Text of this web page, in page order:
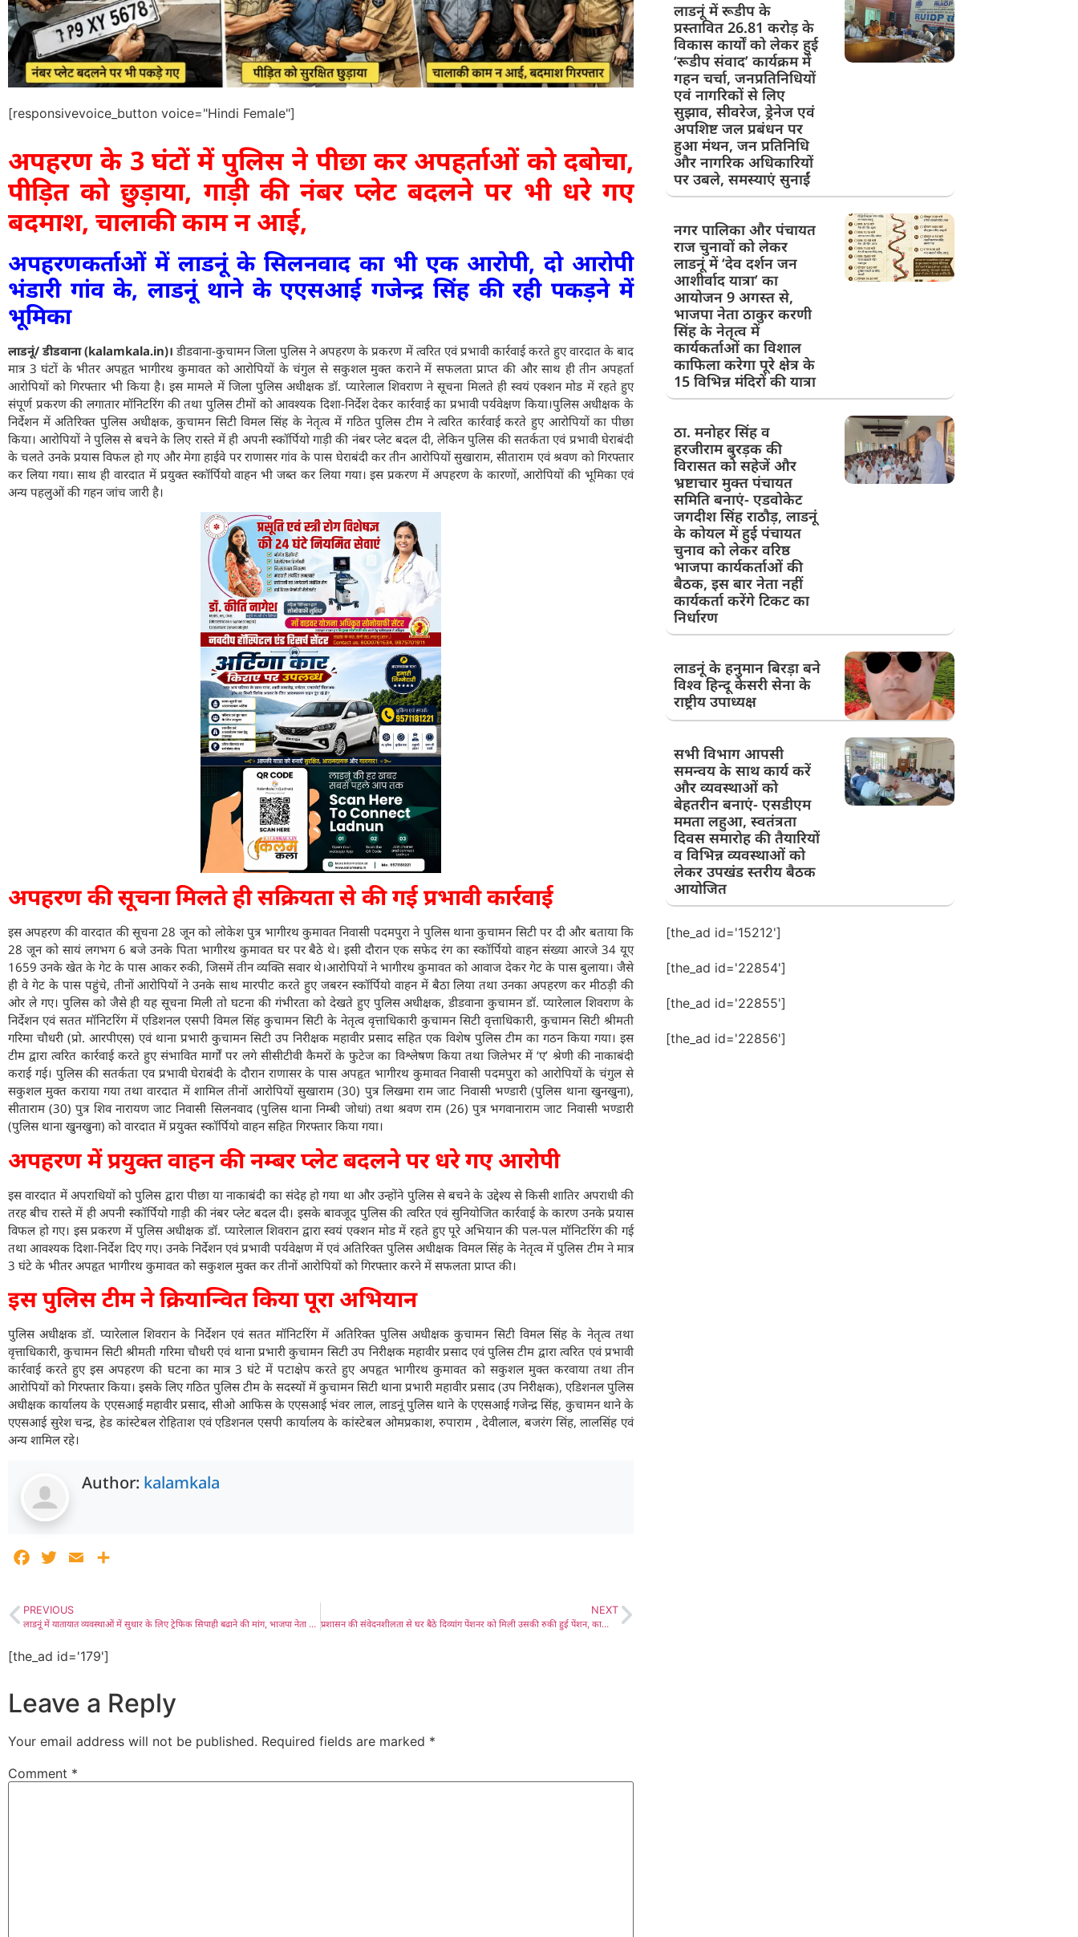
[responsivevoice_button voice="Hindi Female"]
अपहरण के 3 घंटों में पुलिस ने पीछा कर अपहर्ताओं को दबोचा,
पीड़ित को छुड़ाया, गाड़ी की नंबर प्लेट बदलने पर भी धरे गए
बदमाश, चालाकी काम न आई,
अपहरणकर्ताओं में लाडनूं के सिलनवाद का भी एक आरोपी, दो आरोपी
भंडारी गांव के, लाडनूं थाने के एएसआई गजेन्द्र सिंह की रही पकड़ने में
भूमिका
लाडनूं/ डीडवाना (kalamkala.in)।डीडवाना-कुचामन जिला पुलिस ने अपहरण के प्रकरण में त्वरित एवं प्रभावी कार्रवाई करते हुए वारदात के बाद
मात्र 3 घंटों के भीतर अपहृत भागीरथ कुमावत को आरोपियों के चंगुल से सकुशल मुक्त कराने में सफलता प्राप्त की और साथ ही तीन अपहर्ता
आरोपियों को गिरफ्तार भी किया है। इस मामले में जिला पुलिस अधीक्षक डॉ. प्यारेलाल शिवराण ने सूचना मिलते ही स्वयं एक्शन मोड में रहते हुए
संपूर्ण प्रकरण की लगातार मॉनिटरिंग की तथा पुलिस टीमों को आवश्यक दिशा-निर्देश देकर कार्रवाई का प्रभावी पर्यवेक्षण किया।पुलिस अधीक्षक के
निर्देशन में अतिरिक्त पुलिस अधीक्षक, कुचामन सिटी विमल सिंह के नेतृत्व में गठित पुलिस टीम ने त्वरित कार्रवाई करते हुए आरोपियों का पीछा
किया। आरोपियों ने पुलिस से बचने के लिए रास्ते में ही अपनी स्कॉर्पियो गाड़ी की नंबर प्लेट बदल दी, लेकिन पुलिस की सतर्कता एवं प्रभावी घेराबंदी
के चलते उनके प्रयास विफल हो गए और मेगा हाईवे पर राणासर गांव के पास घेराबंदी कर तीन आरोपियों सुखाराम, सीताराम एवं श्रवण को गिरफ्तार
कर लिया गया। साथ ही वारदात में प्रयुक्त स्कॉर्पियो वाहन भी जब्त कर लिया गया। इस प्रकरण में अपहरण के कारणों, आरोपियों की भूमिका एवं
अन्य पहलुओं की गहन जांच जारी है।
अपहरण की सूचना मिलते ही सक्रियता से की गई प्रभावी कार्रवाई
इस अपहरण की वारदात की सूचना 28 जून को लोकेश पुत्र भागीरथ कुमावत निवासी पदमपुरा ने पुलिस थाना कुचामन सिटी पर दी और बताया कि
28 जून को सायं लगभग 6 बजे उनके पिता भागीरथ कुमावत घर पर बैठे थे। इसी दौरान एक सफेद रंग का स्कॉर्पियो वाहन संख्या आरजे 34 यूए
1659 उनके खेत के गेट के पास आकर रुकी, जिसमें तीन व्यक्ति सवार थे।आरोपियों ने भागीरथ कुमावत को आवाज देकर गेट के पास बुलाया। जैसे
ही वे गेट के पास पहुंचे, तीनों आरोपियों ने उनके साथ मारपीट करते हुए जबरन स्कॉर्पियो वाहन में बैठा लिया तथा उनका अपहरण कर मीठड़ी की
ओर ले गए। पुलिस को जैसे ही यह सूचना मिली तो घटना की गंभीरता को देखते हुए पुलिस अधीक्षक, डीडवाना कुचामन डॉ. प्यारेलाल शिवराण के
निर्देशन एवं सतत मॉनिटरिंग में एडिशनल एसपी विमल सिंह कुचामन सिटी के नेतृत्व वृत्ताधिकारी कुचामन सिटी वृत्ताधिकारी, कुचामन सिटी श्रीमती
गरिमा चौधरी (प्रो. आरपीएस) एवं थाना प्रभारी कुचामन सिटी उप निरीक्षक महावीर प्रसाद सहित एक विशेष पुलिस टीम का गठन किया गया। इस
टीम द्वारा त्वरित कार्रवाई करते हुए संभावित मार्गों पर लगे सीसीटीवी कैमरों के फुटेज का विश्लेषण किया तथा जिलेभर में ‘ए’ श्रेणी की नाकाबंदी
कराई गई। पुलिस की सतर्कता एव प्रभावी घेराबंदी के दौरान राणासर के पास अपहृत भागीरथ कुमावत निवासी पदमपुरा को आरोपियों के चंगुल से
सकुशल मुक्त कराया गया तथा वारदात में शामिल तीनों आरोपियों सुखाराम (30) पुत्र लिखमा राम जाट निवासी भण्डारी (पुलिस थाना खुनखुना),
सीताराम (30) पुत्र शिव नारायण जाट निवासी सिलनवाद (पुलिस थाना निम्बी जोधां) तथा श्रवण राम (26) पुत्र भगवानाराम जाट निवासी भण्डारी
(पुलिस थाना खुनखुना) को वारदात में प्रयुक्त स्कॉर्पियो वाहन सहित गिरफ्तार किया गया।
अपहरण में प्रयुक्त वाहन की नम्बर प्लेट बदलने पर धरे गए आरोपी
इस वारदात में अपराधियों को पुलिस द्वारा पीछा या नाकाबंदी का संदेह हो गया था और उन्होंने पुलिस से बचने के उद्देश्य से किसी शातिर अपराधी की
तरह बीच रास्ते में ही अपनी स्कॉर्पियो गाड़ी की नंबर प्लेट बदल दी। इसके बावजूद पुलिस की त्वरित एवं सुनियोजित कार्रवाई के कारण उनके प्रयास
विफल हो गए। इस प्रकरण में पुलिस अधीक्षक डॉ. प्यारेलाल शिवरान द्वारा स्वयं एक्शन मोड में रहते हुए पूरे अभियान की पल-पल मॉनिटरिंग की गई
तथा आवश्यक दिशा-निर्देश दिए गए। उनके निर्देशन एवं प्रभावी पर्यवेक्षण में एवं अतिरिक्त पुलिस अधीक्षक विमल सिंह के नेतृत्व में पुलिस टीम ने मात्र
3 घंटे के भीतर अपहृत भागीरथ कुमावत को सकुशल मुक्त कर तीनों आरोपियों को गिरफ्तार करने में सफलता प्राप्त की।
इस पुलिस टीम ने क्रियान्वित किया पूरा अभियान
पुलिस अधीक्षक डॉ. प्यारेलाल शिवरान के निर्देशन एवं सतत मॉनिटरिंग में अतिरिक्त पुलिस अधीक्षक कुचामन सिटी विमल सिंह के नेतृत्व तथा
वृत्ताधिकारी, कुचामन सिटी श्रीमती गरिमा चौधरी एवं थाना प्रभारी कुचामन सिटी उप निरीक्षक महावीर प्रसाद एवं पुलिस टीम द्वारा त्वरित एवं प्रभावी
कार्रवाई करते हुए इस अपहरण की घटना का मात्र 3 घंटे में पटाक्षेप करते हुए अपहृत भागीरथ कुमावत को सकुशल मुक्त करवाया तथा तीन
आरोपियों को गिरफ्तार किया। इसके लिए गठित पुलिस टीम के सदस्यों में कुचामन सिटी थाना प्रभारी महावीर प्रसाद (उप निरीक्षक), एडिशनल पुलिस
अधीक्षक कार्यालय के एएसआई महावीर प्रसाद, सीओ आफिस के एएसआई भंवर लाल, लाडनूं पुलिस थाने के एएसआई गजेन्द्र सिंह, कुचामन थाने के
एएसआई सुरेश चन्द्र, हेड कांस्टेबल रोहिताश एवं एडिशनल एसपी कार्यालय के कांस्टेबल ओमप्रकाश, रुपाराम , देवीलाल, बजरंग सिंह, लालसिंह एवं
अन्य शामिल रहे।
Author: kalamkala
FacebookTwitterEmail
PREVIOUS
लाडनूं में यातायात व्यवस्थाओं में सुधार के लिए ट्रेफिक सिपाही बढाने की मांग, भाजपा नेता जगदीश सिंह राठौड़ ने जिला पुलिस अधीक्षक से भेंट कर दिलाया विभिन्न पुलिस सुविधाओं की तरफ ध्यान
NEXT
प्रशासन की संवेदनशीलता से घर बैठे दिव्यांग पेंशनर को मिली उसकी रुकी हुई पेंशन, काफी समय से पेंशन के रुके होने से परेशान हुडास की परमेश्वरी के घर जाकर प्रशासन ने किया उसका भौतिक सत्यापन
[the_ad id='179']
Leave a Reply
Your email address will not be published. Required fields are marked *
Comment *
लाडनूं में रूडीप के
प्रस्तावित 26.81 करोड़ के
विकास कार्यों को लेकर हुई
‘रूडीप संवाद’ कार्यक्रम में
गहन चर्चा, जनप्रतिनिधियों
एवं नागरिकों से लिए
सुझाव, सीवरेज, ड्रेनेज एवं
अपशिष्ट जल प्रबंधन पर
हुआ मंथन, जन प्रतिनिधि
और नागरिक अधिकारियों
पर उबले, समस्याएं सुनाईं
नगर पालिका और पंचायत
राज चुनावों को लेकर
लाडनूं में ‘देव दर्शन जन
आशीर्वाद यात्रा’ का
आयोजन 9 अगस्त से,
भाजपा नेता ठाकुर करणी
सिंह के नेतृत्व में
कार्यकर्ताओं का विशाल
काफिला करेगा पूरे क्षेत्र के
15 विभिन्न मंदिरों की यात्रा
ठा. मनोहर सिंह व
हरजीराम बुरड़क की
विरासत को सहेजें और
भ्रष्टाचार मुक्त पंचायत
समिति बनाएं- एडवोकेट
जगदीश सिंह राठौड़, लाडनूं
के कोयल में हुई पंचायत
चुनाव को लेकर वरिष्ठ
भाजपा कार्यकर्ताओं की
बैठक, इस बार नेता नहीं
कार्यकर्ता करेंगे टिकट का
निर्धारण
लाडनूं के हनुमान बिरड़ा बने
विश्व हिन्दू केसरी सेना के
राष्ट्रीय उपाध्यक्ष
सभी विभाग आपसी
समन्वय के साथ कार्य करें
और व्यवस्थाओं को
बेहतरीन बनाएं- एसडीएम
ममता लहुआ, स्वतंत्रता
दिवस समारोह की तैयारियों
व विभिन्न व्यवस्थाओं को
लेकर उपखंड स्तरीय बैठक
आयोजित
[the_ad id='15212']
[the_ad id='22854']
[the_ad id='22855']
[the_ad id='22856']